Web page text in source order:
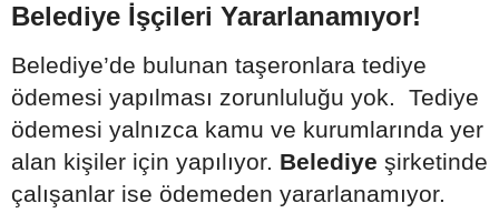
Belediye İşçileri Yararlanamıyor!
Belediye’de bulunan taşeronlara tediye
ödemesi yapılması zorunluluğu yok. Tediye
ödemesi yalnızca kamu ve kurumlarında yer
alan kişiler için yapılıyor. Belediye şirketinde
çalışanlar ise ödemeden yararlanamıyor.